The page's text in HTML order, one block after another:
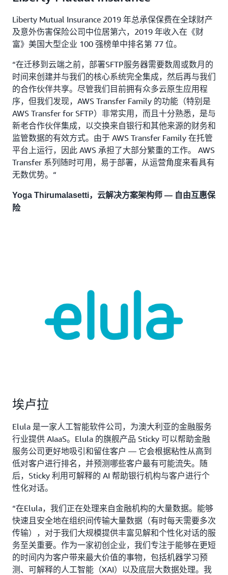
Liberty Mutual Insurance 2019 年总承保保费在全球财产
及意外伤害保险公司中位居第六，2019 年收入在《财
富》美国大型企业 100 强榜单中排名第 77 位。
“在迁移到云端之前，部署SFTP服务器需要数周或数月的
时间来创建并与我们的核心系统完全集成，然后再与我们
的合作伙伴共享。尽管我们目前拥有众多云原生应用程
序，但我们发现，AWS Transfer Family 的功能（特别是
AWS Transfer for SFTP）非常实用，而且十分熟悉，是与
新老合作伙伴集成，以交换来自银行和其他来源的财务和
监管数据的有效方式。由于 AWS Transfer Family 在托管
平台上运行，因此 AWS 承担了大部分繁重的工作。 AWS
Transfer 系列随时可用，易于部署，从运营角度来看具有
无数优势。“
Yoga Thirumalasetti，云解决方案架构师 — 自由互惠保
险
埃卢拉
Elula 是一家人工智能软件公司，为澳大利亚的金融服务
行业提供 AIaaS。Elula 的旗舰产品 Sticky 可以帮助金融
服务公司更好地吸引和留住客户 — 它会根据粘性从高到
低对客户进行排名，并预测哪些客户最有可能流失。随
后，Sticky 利用可解释的 AI 帮助银行机构与客户进行个
性化对话。
“在Elula，我们正在处理来自金融机构的大量数据。能够
快速且安全地在组织间传输大量数据（有时每天需要多次
传输），对于我们大规模提供丰富见解和个性化对话的服
务至关重要。作为一家初创企业，我们专注于能够在更短
的时间内为客户带来最大价值的事物，包括机器学习预
测、可解释的人工智能（XAI）以及底层大数据处理。我